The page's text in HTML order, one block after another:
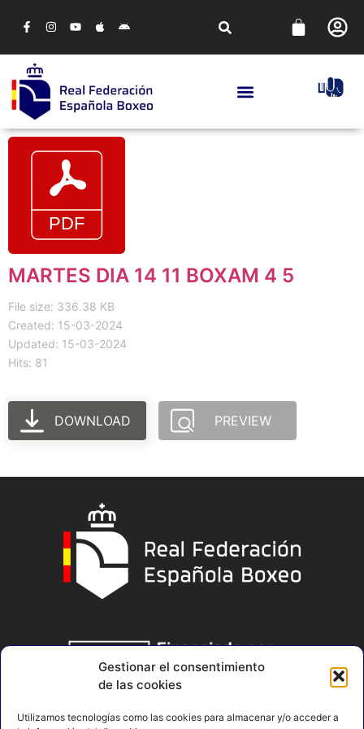
Gestionar el consentimiento
de las cookies
Utilizamos tecnologías como las cookies para almacenar y/o acceder a
MARTES DIA 14 11 BOXAM 4 5
File size: 336.38 KB
Created: 15-03-2024
Updated: 15-03-2024
Hits: 81
DOWNLOAD PREVIEW